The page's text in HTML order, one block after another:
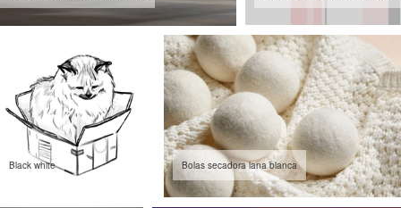
Black white Bolas secadora lana blanca